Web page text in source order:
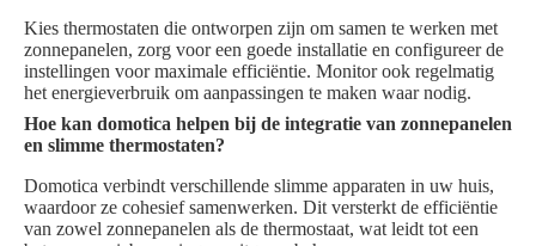
Kies thermostaten die ontworpen zijn om samen te werken met
zonnepanelen, zorg voor een goede installatie en configureer de
instellingen voor maximale efficiëntie. Monitor ook regelmatig
het energieverbruik om aanpassingen te maken waar nodig.
Hoe kan domotica helpen bij de integratie van zonnepanelen
en slimme thermostaten?
Domotica verbindt verschillende slimme apparaten in uw huis,
waardoor ze cohesief samenwerken. Dit versterkt de efficiëntie
van zowel zonnepanelen als de thermostaat, wat leidt tot een